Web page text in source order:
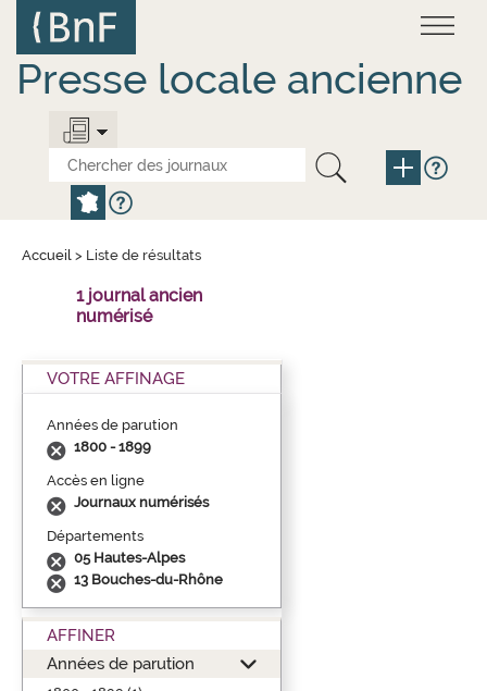
contenu
principal
Presse locale ancienne
Accueil > Liste de résultats
1 journal ancien
numérisé
VOTRE AFFINAGE
Années de parution
1800 - 1899
Accès en ligne
Journaux numérisés
Départements
05 Hautes-Alpes
13 Bouches-du-Rhône
AFFINER
Années de parution
Panneau de gestion des cookies